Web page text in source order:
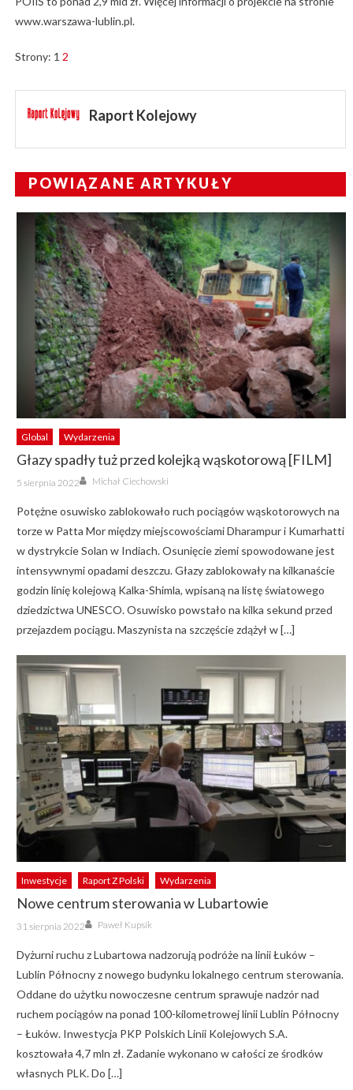
www.warszawa-lublin.pl.
Strony: 1 2
Raport Kolejowy
POWIĄZANE ARTYKUŁY
Global Wydarzenia
Głazy spadły tuż przed kolejką wąskotorową [FILM]
Posted
on
5 sierpnia 2022 Author
Michał Ciechowski
Potężne osuwisko zablokowało ruch pociągów wąskotorowych na
torze w Patta Mor między miejscowościami Dharampur i Kumarhatti
w dystrykcie Solan w Indiach. Osunięcie ziemi spowodowane jest
intensywnymi opadami deszczu. Głazy zablokowały na kilkanaście
godzin linię kolejową Kalka-Shimla, wpisaną na listę światowego
dziedzictwa UNESCO. Osuwisko powstało na kilka sekund przed
przejazdem pociągu. Maszynista na szczęście zdążył w […]
Inwestycje Raport Z Polski Wydarzenia
Nowe centrum sterowania w Lubartowie
Posted
on
31 sierpnia 2022 Author
Paweł Kupsik
Dyżurni ruchu z Lubartowa nadzorują podróże na linii Łuków –
Lublin Północny z nowego budynku lokalnego centrum sterowania.
Oddane do użytku nowoczesne centrum sprawuje nadzór nad
ruchem pociągów na ponad 100-kilometrowej linii Lublin Północny
– Łuków. Inwestycja PKP Polskich Linii Kolejowych S.A.
kosztowała 4,7 mln zł. Zadanie wykonano w całości ze środków
własnych PLK. Do […]